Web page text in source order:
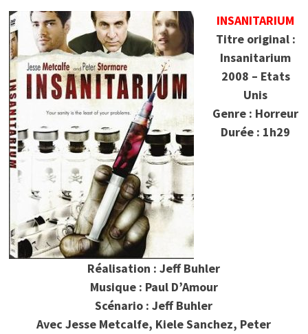
INSANITARIUM
Titre original :
Insanitarium
2008 – Etats
Unis
Genre : Horreur
Durée : 1h29
Réalisation : Jeff Buhler
Musique : Paul D’Amour
Scénario : Jeff Buhler
Avec Jesse Metcalfe, Kiele Sanchez, Peter